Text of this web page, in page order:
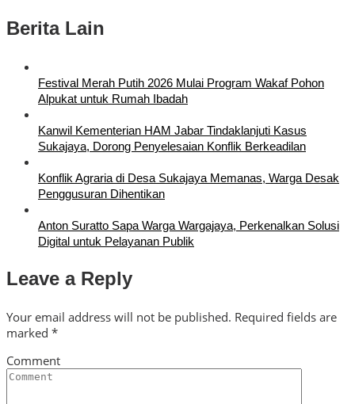
Berita Lain
Festival Merah Putih 2026 Mulai Program Wakaf Pohon
Alpukat untuk Rumah Ibadah
Kanwil Kementerian HAM Jabar Tindaklanjuti Kasus
Sukajaya, Dorong Penyelesaian Konflik Berkeadilan
Konflik Agraria di Desa Sukajaya Memanas, Warga Desak
Penggusuran Dihentikan
Anton Suratto Sapa Warga Wargajaya, Perkenalkan Solusi
Digital untuk Pelayanan Publik
Leave a Reply
Your email address will not be published. Required fields are
marked *
Comment